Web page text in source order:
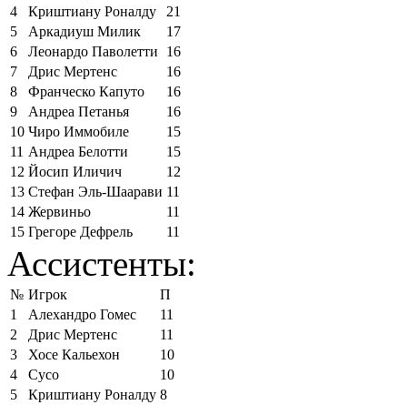
4
Криштиану Роналду
21
5
Аркадиуш Милик
17
6
Леонардо Паволетти
16
7
Дрис Мертенс
16
8
Франческо Капуто
16
9
Андреа Петанья
16
10 Чиро Иммобиле
15
11 Андреа Белотти
15
12 Йосип Иличич
12
13 Стефан Эль-Шаарави 11
14 Жервиньо
11
15 Грегоре Дефрель 11
Ассистенты:
№ Игрок
П
1
Алехандро Гомес
11
2
Дрис Мертенс
11
3
Хосе Кальехон
10
4
Сусо
10
5
Криштиану Роналду 8